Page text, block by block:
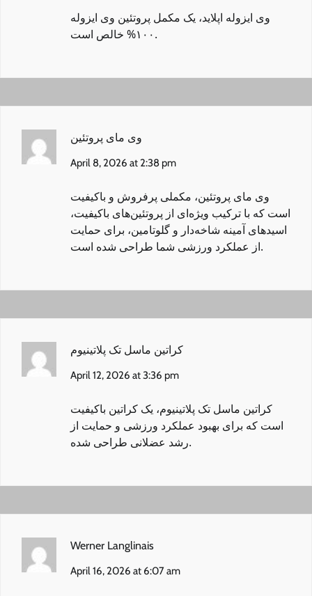
وی ایزوله اپلاید، یک مکمل پروتئین وی ایزوله
۱۰۰% خالص است.
وی مای پروتئین
April 8, 2026 at 2:38 pm
وی مای پروتئین، مکملی پرفروش و باکیفیت
است که با ترکیب ویژه‌ای از پروتئین‌های باکیفیت،
اسیدهای آمینه شاخه‌دار و گلوتامین، برای حمایت
از عملکرد ورزشی شما طراحی شده است.
کراتین ماسل تک پلاتینیوم
April 12, 2026 at 3:36 pm
کراتین ماسل تک پلاتینیوم، یک کراتین باکیفیت
است که برای بهبود عملکرد ورزشی و حمایت از
رشد عضلانی طراحی شده.
Werner Langlinais
April 16, 2026 at 6:07 am